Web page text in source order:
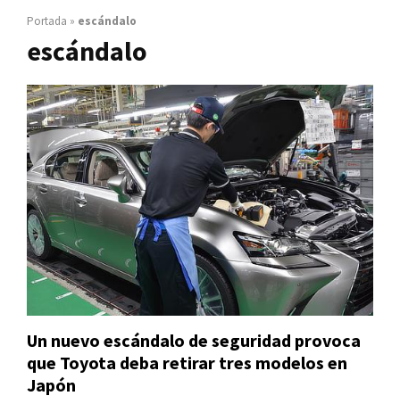
Portada » escándalo
escándalo
Un nuevo escándalo de seguridad provoca
que Toyota deba retirar tres modelos en
Japón